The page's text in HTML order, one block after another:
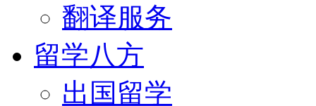
翻译服务
留学八方
出国留学